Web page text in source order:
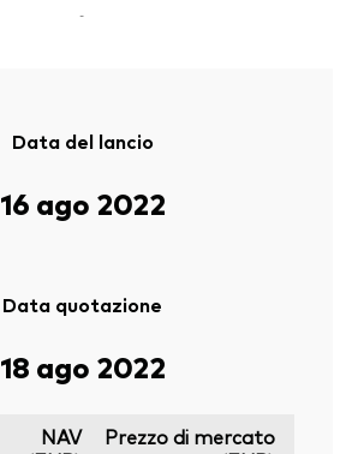
-
Data del lancio
16 ago 2022
Data quotazione
18 ago 2022
NAV
Prezzo di mercato